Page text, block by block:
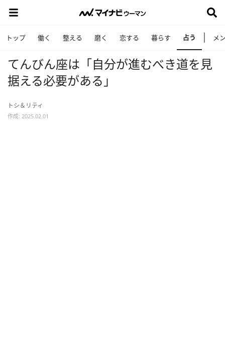
トップ 働く 整える 磨く 恋する 暮らす 占う メ
てんびん座は「自分が進むべき道を見
据える必要がある」
トシ＆リティ
作成: 2025.02.01